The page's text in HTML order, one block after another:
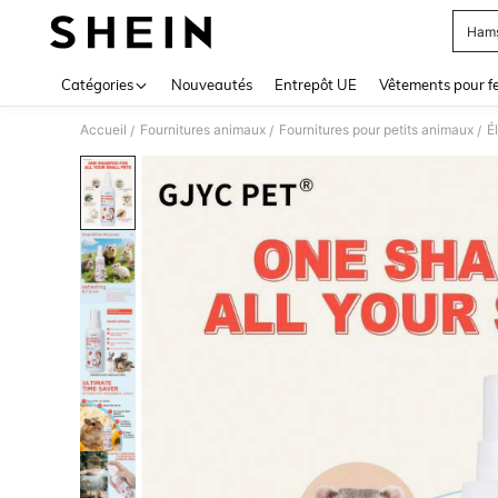
Catégories Nouveautés Entrepôt UE Vêtements pour
Accueil / Fournitures animaux / Fournitures pour petits animaux /